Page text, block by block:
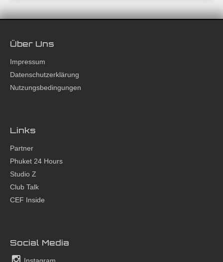
Über Uns
Impressum
Datenschutzerklärung
Nutzungsbedingungen
Links
Partner
Phuket 24 Hours
Studio Z
Club Talk
CEF Inside
Social Media